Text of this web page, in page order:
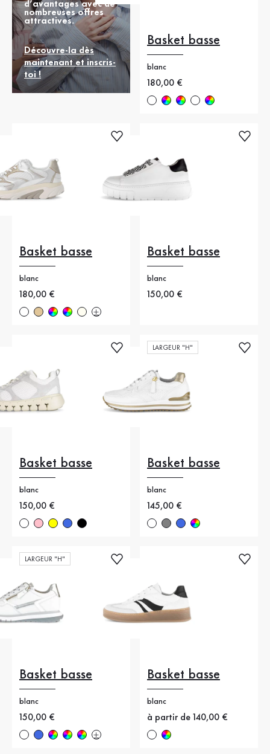
d’avantages avec de
nombreuses offres
attractives.
Découvre-la dès
maintenant et inscris-
toi !
Basket basse
blanc
Nouveau prix
180,00 €
Basket basse
blanc
Nouveau prix
180,00 €
Basket basse
blanc
Nouveau prix
150,00 €
Basket basse
blanc
Nouveau prix
150,00 €
LARGEUR "H"
Basket basse
blanc
Nouveau prix
145,00 €
LARGEUR "H"
Basket basse
blanc
Nouveau prix
150,00 €
Basket basse
blanc
Nouveau prix
à partir de 140,00 €